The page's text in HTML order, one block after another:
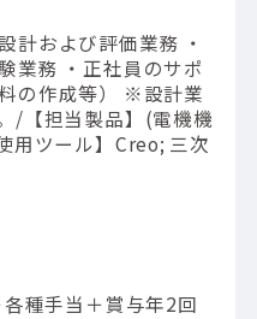
計および評価業務 ・
業務 ・正社員のサポ
の作成等） ※設計業
/【担当製品】(電機機
用ツール】Creo; 三次
種手当＋賞与年2回